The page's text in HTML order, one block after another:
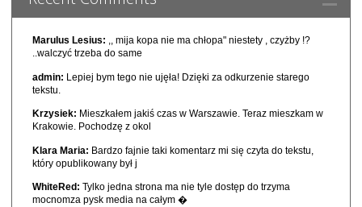
Marulus Lesius: ,, mija kopa nie ma chłopa" niestety , czyżby !?
..walczyć trzeba do same
admin: Lepiej bym tego nie ujęła! Dzięki za odkurzenie starego
tekstu.
Krzysiek: Mieszkałem jakiś czas w Warszawie. Teraz mieszkam w
Krakowie. Pochodzę z okol
Klara Maria: Bardzo fajnie taki komentarz mi się czyta do tekstu,
który opublikowany był j
WhiteRed: Tylko jedna strona ma nie tyle dostęp do trzyma
mocnomza pysk media na całym �